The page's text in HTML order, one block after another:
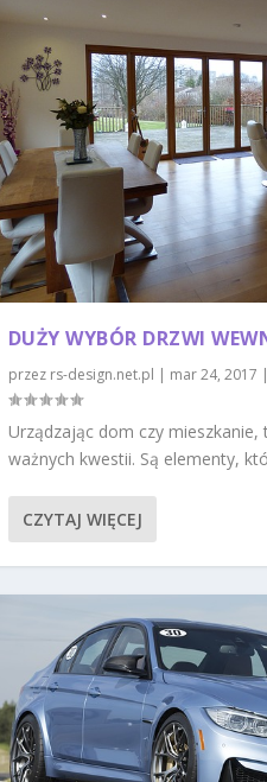
DUŻY WYBÓR DRZWI
przez rs-design.net.pl | mar 24, 2017 |
Urządzając dom czy mieszkanie,
ważnych kwestii. Są elementy,
CZYTAJ WIĘCEJ